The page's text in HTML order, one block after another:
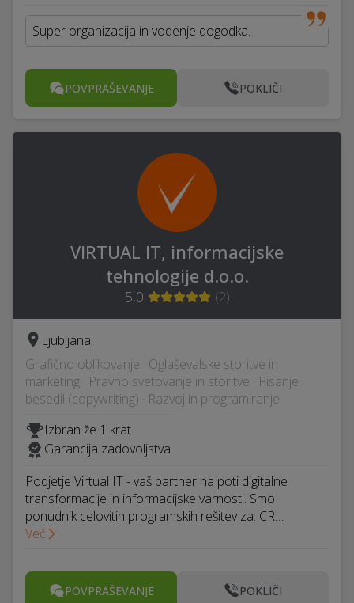
Super organizacija in vodenje dogodka.
POVPRAŠEVANJE POKLIČI
VIRTUAL IT, informacijske
tehnologije d.o.o.
5,0 (2)
Ljubljana
Grafično oblikovanje · Oglaševalske storitve in
marketing · Pravno svetovanje in storitve · Pisanje
besedil (copywriting) · Razvoj in programiranje
Izbran že 1 krat
Garancija zadovoljstva
Podjetje Virtual IT - vaš partner na poti digitalne
transformacije in informacijske varnosti. Smo
ponudnik celovitih programskih rešitev za: CR…
Več
POVPRAŠEVANJE POKLIČI